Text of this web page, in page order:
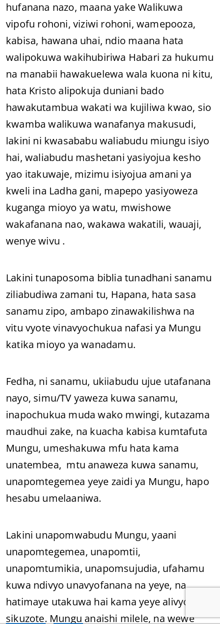
hufanana nazo, maana yake Walikuwa
vipofu rohoni, viziwi rohoni, wamepooza,
kabisa, hawana uhai, ndio maana hata
walipokuwa wakihubiriwa Habari za hukumu
na manabii hawakuelewa wala kuona ni kitu,
hata Kristo alipokuja duniani bado
hawakutambua wakati wa kujiliwa kwao, sio
kwamba walikuwa wanafanya makusudi,
lakini ni kwasababu waliabudu miungu isiyo
hai, waliabudu mashetani yasiyojua kesho
yao itakuwaje, mizimu isiyojua amani ya
kweli ina Ladha gani, mapepo yasiyoweza
kuganga mioyo ya watu, mwishowe
wakafanana nao, wakawa wakatili, wauaji,
wenye wivu .
Lakini tunaposoma biblia tunadhani sanamu
ziliabudiwa zamani tu, Hapana, hata sasa
sanamu zipo, ambapo zinawakilishwa na
vitu vyote vinavyochukua nafasi ya Mungu
katika mioyo ya wanadamu.
Fedha, ni sanamu, ukiiabudu ujue utafanana
nayo, simu/TV yaweza kuwa sanamu,
inapochukua muda wako mwingi, kutazama
maudhui zake, na kuacha kabisa kumtafuta
Mungu, umeshakuwa mfu hata kama
unatembea, mtu anaweza kuwa sanamu,
unapomtegemea yeye zaidi ya Mungu, hapo
hesabu umelaaniwa.
Lakini unapomwabudu Mungu, yaani
unapomtegemea, unapomtii,
unapomtumikia, unapomsujudia, ufahamu
kuwa ndivyo unavyofanana na yeye, na
hatimaye utakuwa hai kama yeye alivyo hai,
sikuzote. Mungu anaishi milele, na wewe